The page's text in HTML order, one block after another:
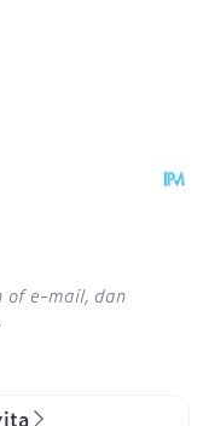
of e-mail, dan